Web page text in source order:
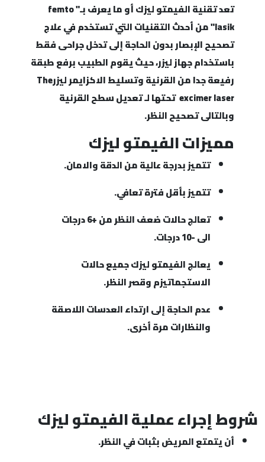
تعد تقنية الفيمتو ليزك أو ما يعرف بـ" femto
lasik" من أحدث التقنيات التي تستخدم في علاج
تصحيح الإبصار بدون الحاجة إلى تدخل جراحى فقط
باستخدام جهاز ليزر، حيث يقوم الطبيب برفع طبقة
رفيعة جدا من القرنية وتسليط الاكزايمر ليزرThe
excimer laser تحتها لـ تعديل سطح القرنية
وبالتالى تصحيح النظر.
مميزات الفيمتو ليزك
تتميز بدرجة عالية من الدقة والامان.
تتميز بأقل فترة تعافي.
تعالج حالات ضعف النظر من +6 درجات
الى -10 درجات.
يعالج الفيمتو ليزك جميع حالات
الاستجماتيزم وقصر النظر.
عدم الحاجة إلى ارتداء العدسات اللاصقة
والنظارات مرة أخرى.
شروط إجراء عملية الفيمتو ليزك
أن يتمتع المريض بثبات في النظر.